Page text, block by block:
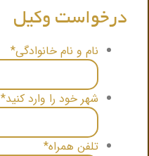
درخواست وکیل
نام و نام خانوادگی*
شهر خود را وارد کنید*
تلفن همراه*